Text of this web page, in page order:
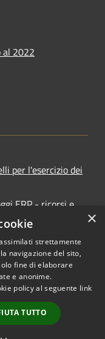
2022
per l'esercizio dei
ERP - ricorsi e
© 2026 • Comune di
• Powered by
•
Accesso
redazione
×
strettamente
navigazione del sito,
fine di elaborare
e anonime.
policy al seguente link
TUTTO